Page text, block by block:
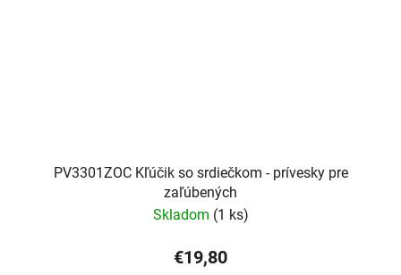
PV3301ZOC Kľúčik so srdiečkom - prívesky pre
zaľúbených
Skladom (1 ks)
€19,80